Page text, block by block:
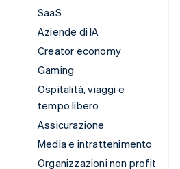
SaaS
Aziende di IA
Creator economy
Gaming
Ospitalità, viaggi e
tempo libero
Assicurazione
Media e intrattenimento
Organizzazioni non profit